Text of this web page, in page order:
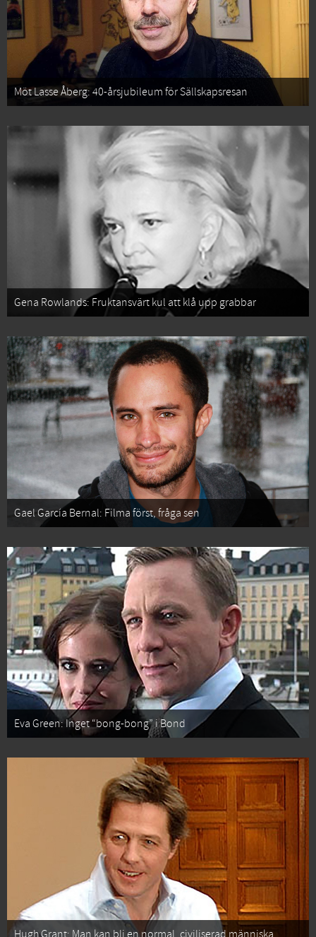
Möt Lasse Åberg: 40-årsjubileum för Sällskapsresan
Gena Rowlands: Fruktansvärt kul att klå upp grabbar
Gael García Bernal: Filma först, fråga sen
Eva Green: Inget “bong-bong” i Bond
Hugh Grant: Man kan bli en normal, civiliserad människa